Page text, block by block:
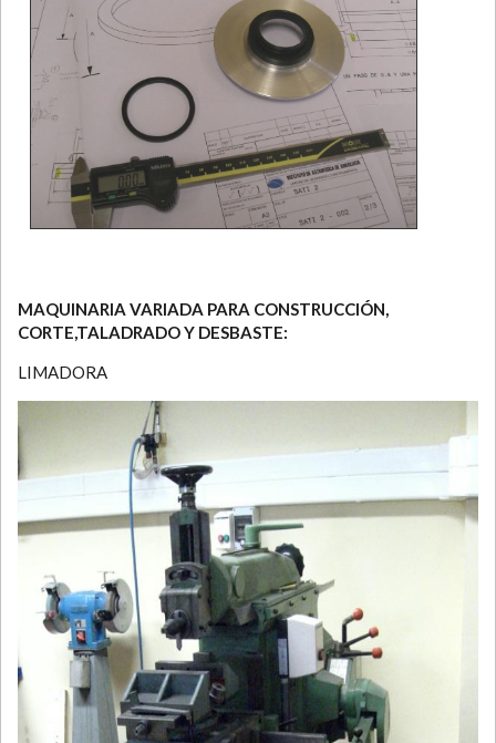
MAQUINARIA VARIADA PARA CONSTRUCCIÓN,
CORTE,TALADRADO Y DESBASTE:
LIMADORA